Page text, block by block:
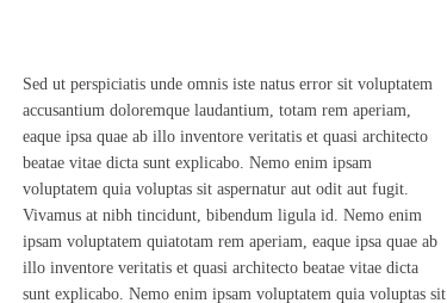
Sed ut perspiciatis unde omnis iste natus error sit voluptatem
accusantium doloremque laudantium, totam rem aperiam,
eaque ipsa quae ab illo inventore veritatis et quasi architecto
beatae vitae dicta sunt explicabo. Nemo enim ipsam
voluptatem quia voluptas sit aspernatur aut odit aut fugit.
Vivamus at nibh tincidunt, bibendum ligula id. Nemo enim
ipsam voluptatem quiatotam rem aperiam, eaque ipsa quae ab
illo inventore veritatis et quasi architecto beatae vitae dicta
sunt explicabo. Nemo enim ipsam voluptatem quia voluptas sit